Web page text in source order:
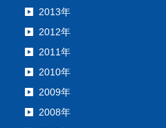
2013年
2012年
2011年
2010年
2009年
2008年